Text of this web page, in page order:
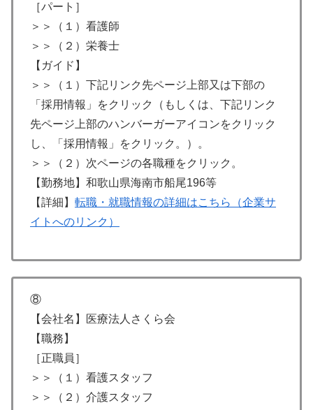
［パート］
＞＞（１）看護師
＞＞（２）栄養士
【ガイド】
＞＞（１）下記リンク先ページ上部又は下部の
「採用情報」をクリック（もしくは、下記リンク
先ページ上部のハンバーガーアイコンをクリック
し、「採用情報」をクリック。）。
＞＞（２）次ページの各職種をクリック。
【勤務地】和歌山県海南市船尾196等
【詳細】 転職・就職情報の詳細はこちら（企業サ
イトへのリンク）
⑧
【会社名】医療法人さくら会
【職務】
［正職員］
＞＞（１）看護スタッフ
＞＞（２）介護スタッフ